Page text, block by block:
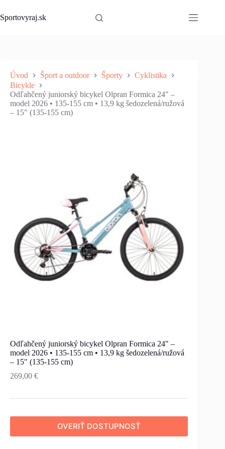
to
content
Sportovyraj.sk
Úvod Šport a outdoor Športy
Cyklistika
Bicykle
Odľahčený juniorský bicykel Olpran Formica 24" –
model 2026 • 135-155 cm • 13,9 kg šedozelená/ružová
– 15" (135-155 cm)
Odľahčený juniorský bicykel Olpran Formica 24" –
model 2026 • 135-155 cm • 13,9 kg šedozelená/ružová
– 15" (135-155 cm)
269,00 €
OVERIŤ DOSTUPNOSŤ